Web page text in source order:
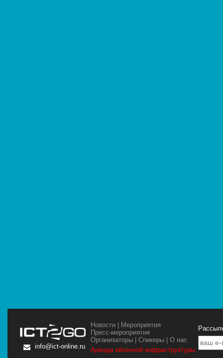
info@ict-online.ru
Новости | Мероприятия
Пресс-мероприятия
Организаторы |Спикеры |О нас
Аренда облачной инфраструктуры